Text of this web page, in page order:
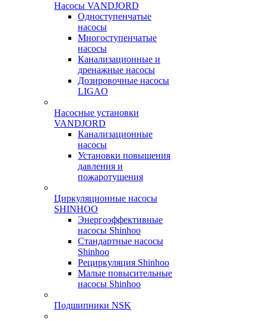
Насосы VANDJORD
Одноступенчатые
насосы
Многоступенчатые
насосы
Канализационные и
дренажные насосы
Дозировочные насосы
LIGAO
Насосные установки
VANDJORD
Канализационные
насосы
Установки повышения
давления и
пожаротушения
Циркуляционные насосы
SHINHOO
Энергоэффективные
насосы Shinhoo
Стандартные насосы
Shinhoo
Рециркуляция Shinhoo
Малые повысительные
насосы Shinhoo
Подшипники NSK